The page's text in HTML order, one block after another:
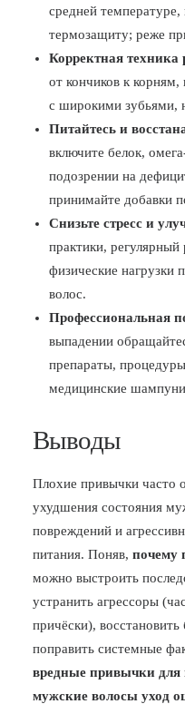
средней
термозащиту; реже
Корректная техника
от кончиков к корням,
с широкими зубьями,
Питайтесь и
включите белок,
подозрении на
принимайте добавки
Снизьте стресс и
практики,
физические нагрузки
волос.
Профессиональная
выпадении
препараты,
медицинские
Выводы
Плохие привычки часто
ухудшения состояния
повреждений и
питания. Поняв, почему
можно выстроить
устранить агрессоры
причёски),
поправить системные
вредные привычки для
мужские волосы уход